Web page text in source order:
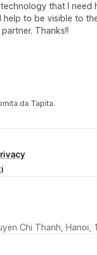
that I need
to be visible to
Thanks!!
da Tapita.
Chi Thanh, Hanoi,